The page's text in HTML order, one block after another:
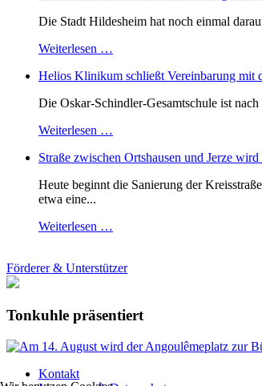
Die Stadt Hildesheim hat noch einmal
Weiterlesen …
Helios Klinikum schließt Vereinbarung mit
Die Oskar-Schindler-Gesamtschule ist
Weiterlesen …
Straße zwischen Ortshausen und Jerze wird
Heute beginnt die Sanierung der
etwa eine...
Weiterlesen …
Förderer & Unterstützer
Tonkuhle präsentiert
Kontakt